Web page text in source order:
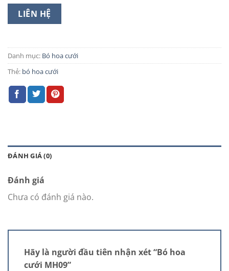
LIÊN HỆ
Danh mục: Bó hoa cưới
Thẻ: bó hoa cưới
ĐÁNH GIÁ (0)
Đánh giá
Chưa có đánh giá nào.
Hãy là người đầu tiên nhận xét “Bó hoa
cưới MH09”